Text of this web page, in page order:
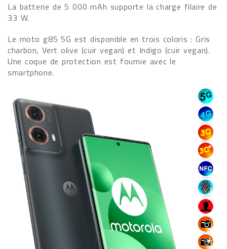
La batterie de 5 000 mAh supporte la charge filaire de
33 W.
Le moto g85 5G est disponible en trois coloris : Gris
charbon, Vert olive (cuir vegan) et Indigo (cuir vegan).
Une coque de protection est fournie avec le
smartphone.